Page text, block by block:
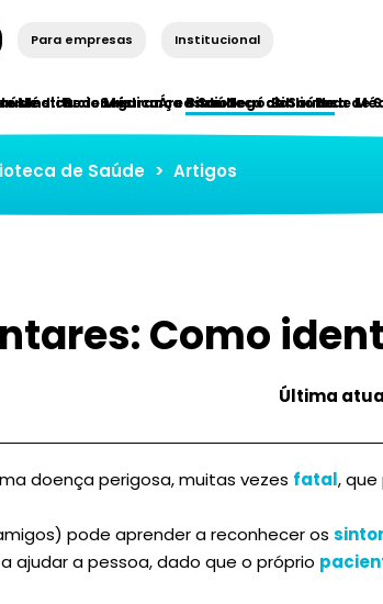
Para empresas Institucional
Rede Médica Biblioteca de Saúde
Médica Segurança e Saúde Biblioteca de
Institucionais Áreas de Negócio Rede
de Saúde > Artigos
Como
Última
doença perigosa, muitas vezes fatal,
pode aprender a reconhecer os
ajudar a pessoa, dado que o próprio